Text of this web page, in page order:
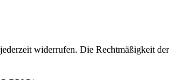
widerrufen. Die Rechtmäßigkeit